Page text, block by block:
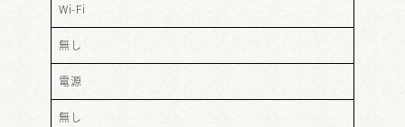
Wi-Fi
無し
電源
無し